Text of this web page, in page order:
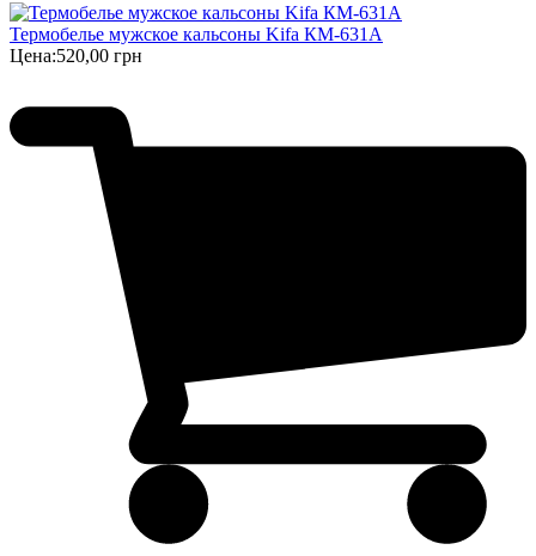
Термобелье мужское кальсоны Kifa КМ-631А
Цена:520,00 грн